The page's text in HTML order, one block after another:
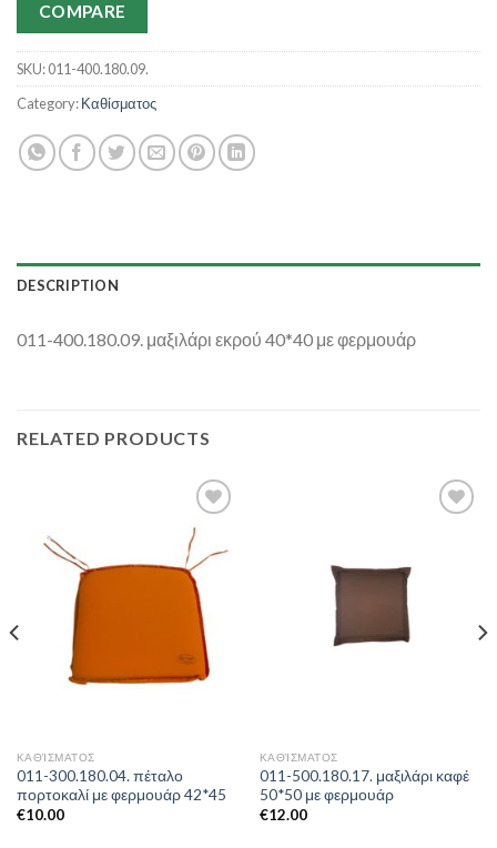
COMPARE
SKU:011-400.180.09.
Category:Καθίσματος
DESCRIPTION
011-400.180.09. μαξιλάρι εκρού 40*40 με φερμουάρ
RELATED PRODUCTS
Add to
Wishlist
ΚΑΘΊΣΜΑΤΟΣ
011-300.180.04. πέταλο
πορτοκαλί με φερμουάρ 42*45
€10.00
ΚΑΘΊΣΜΑΤΟΣ
011-500.180.17. μαξιλάρι καφέ
50*50 με φερμουάρ
€12.00